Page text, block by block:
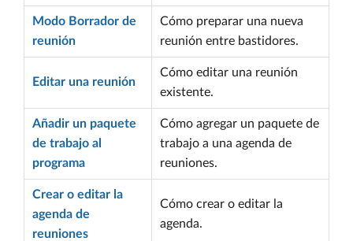
Modo Borrador de
reunión
Cómo preparar una nueva
reunión entre bastidores.
Editar una reunión
Cómo editar una reunión
existente.
Añadir un paquete
de trabajo al
programa
Cómo agregar un paquete de
trabajo a una agenda de
reuniones.
Crear o editar la
agenda de
reuniones
Cómo crear o editar la
agenda.